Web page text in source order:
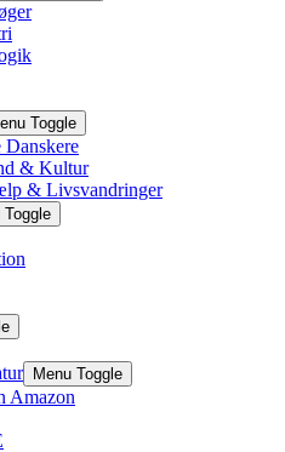
Toggle
Danskere
& Kultur
& Livsvandringer
Toggle
Menu Toggle
Amazon